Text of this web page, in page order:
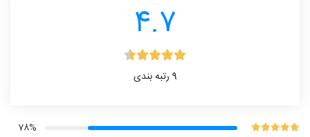
4.7
9 رتبه بندی
78%